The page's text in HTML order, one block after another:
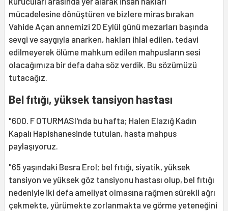
mücadelesine dönüştüren ve bizlere miras bırakan
Vahide Açan annemizi 20 Eylül günü mezarları başında
sevgi ve saygıyla anarken, hakları ihlal edilen, tedavi
edilmeyerek ölüme mahkum edilen mahpusların sesi
olacağımıza bir defa daha söz verdik. Bu sözümüzü
tutacağız.
Bel fıtığı, yüksek tansiyon hastası
"600. F OTURMASI'nda bu hafta; Halen Elazığ Kadın
Kapalı Hapishanesinde tutulan, hasta mahpus
paylaşıyoruz.
"65 yaşındaki Besra Erol; bel fıtığı, siyatik, yüksek
tansiyon ve yüksek göz tansiyonu hastası olup, bel fıtığı
nedeniyle iki defa ameliyat olmasına rağmen sürekli ağrı
çekmekte, yürümekte zorlanmakta ve görme yeteneğini